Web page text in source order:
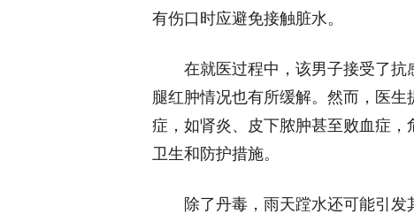
有伤口时应避免接触脏水。
在就医过程中，该男子接受了抗
腿红肿情况也有所缓解。然而，医
症，如肾炎、皮下脓肿甚至败血症
卫生和防护措施。
除了丹毒，雨天蹚水还可能引发